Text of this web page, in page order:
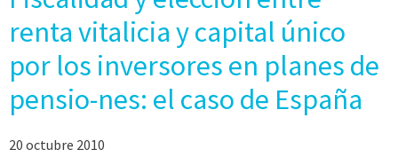
renta vitalicia y capital único
por los inversores en planes de
pensio-nes: el caso de España
20 octubre 2010